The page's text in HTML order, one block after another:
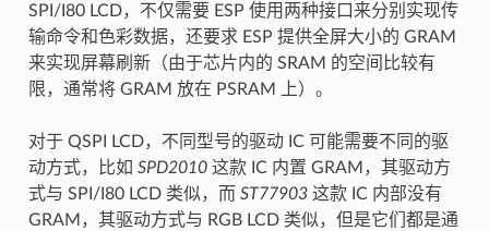
SPI/I80 LCD，不仅需要 ESP 使用两种接口来分别实现传
输命令和色彩数据，还要求 ESP 提供全屏大小的 GRAM
来实现屏幕刷新（由于芯片内的 SRAM 的空间比较有
限，通常将 GRAM 放在 PSRAM 上）。
对于 QSPI LCD，不同型号的驱动 IC 可能需要不同的驱
动方式，比如 SPD2010这款 IC 内置 GRAM，其驱动方
式与 SPI/I80 LCD 类似，而 ST77903这款 IC 内部没有
GRAM，其驱动方式与 RGB LCD 类似，但是它们都是通